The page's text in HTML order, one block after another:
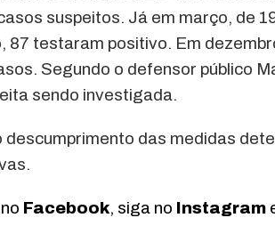
suspeitos. Já em março, de
87 testaram positivo. Em
Segundo o defensor público
sendo investigada.
das medidas
Facebook, siga no Instagram